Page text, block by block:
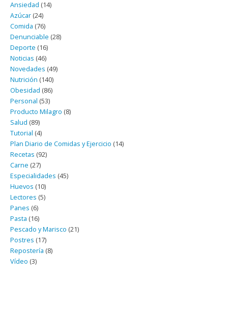
Ansiedad (14)
Azúcar (24)
Comida (76)
Denunciable (28)
Deporte (16)
Noticias (46)
Novedades (49)
Nutrición (140)
Obesidad (86)
Personal (53)
Producto Milagro (8)
Salud (89)
Tutorial (4)
Plan Diario de Comidas y Ejercicio (14)
Recetas (92)
Carne (27)
Especialidades (45)
Huevos (10)
Lectores (5)
Panes (6)
Pasta (16)
Pescado y Marisco (21)
Postres (17)
Repostería (8)
Vídeo (3)